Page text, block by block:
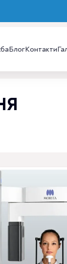
БлогКонтакти